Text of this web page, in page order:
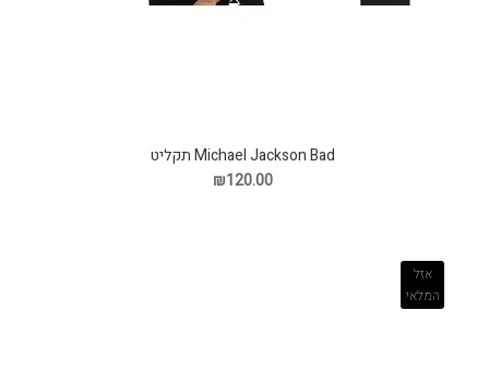
Michael Jackson Bad תקליט
₪120.00
אזל
המלאי